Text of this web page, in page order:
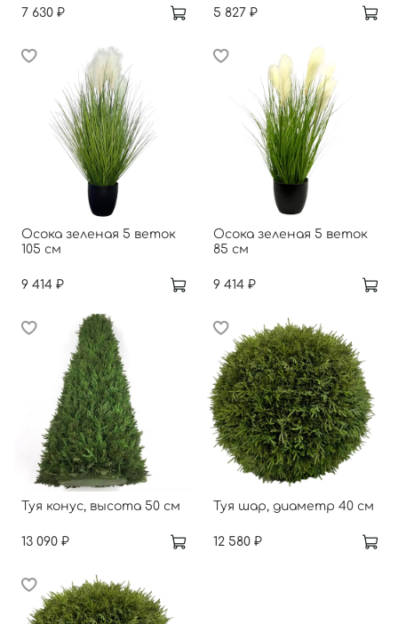
7 630 ₽ 5 827 ₽
Осока зеленая 5 веток
105 см
9 414 ₽
Осока зеленая 5 веток
85 см
9 414 ₽
Туя конус, высота 50 см
13 090 ₽
Туя шар, диаметр 40 см
12 580 ₽